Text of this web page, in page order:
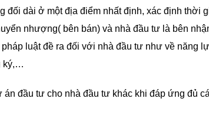
đối dài ở một địa điểm nhất định, xác định thời
nhượng( bên bán) và nhà đầu tư là bên
luật đề ra đối với nhà đầu tư như về năng
ký,…
đầu tư cho nhà đầu tư khác khi đáp ứng đủ